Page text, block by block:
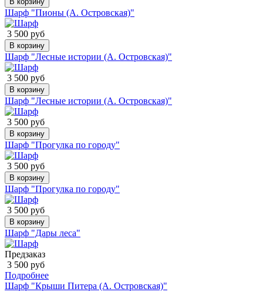
Шарф "Пионы (А. Островская)"
3 500 руб
В корзину
Шарф "Лесные истории (А. Островская)"
3 500 руб
В корзину
Шарф "Лесные истории (А. Островская)"
3 500 руб
В корзину
Шарф "Прогулка по городу"
3 500 руб
В корзину
Шарф "Прогулка по городу"
3 500 руб
В корзину
Шарф "Дары леса"
Предзаказ
3 500 руб
Подробнее
Шарф "Крыши Питера (А. Островская)"